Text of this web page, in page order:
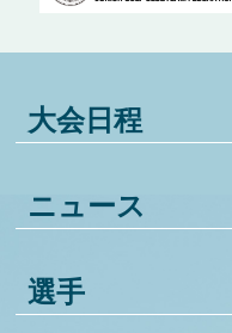
大会日程
ニュース
選手